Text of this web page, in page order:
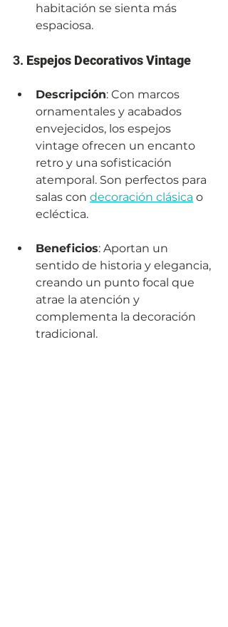
habitación se sienta más
espaciosa.
3. Espejos Decorativos Vintage
Descripción: Con marcos
ornamentales y acabados
envejecidos, los espejos
vintage ofrecen un encanto
retro y una sofisticación
atemporal. Son perfectos para
salas con decoración clásica o
ecléctica.
Beneficios: Aportan un
sentido de historia y elegancia,
creando un punto focal que
atrae la atención y
complementa la decoración
tradicional.